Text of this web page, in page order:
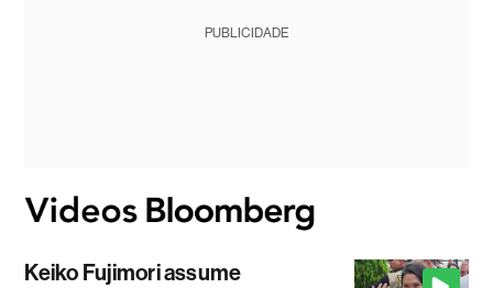
PUBLICIDADE
Keiko Fujimori assume